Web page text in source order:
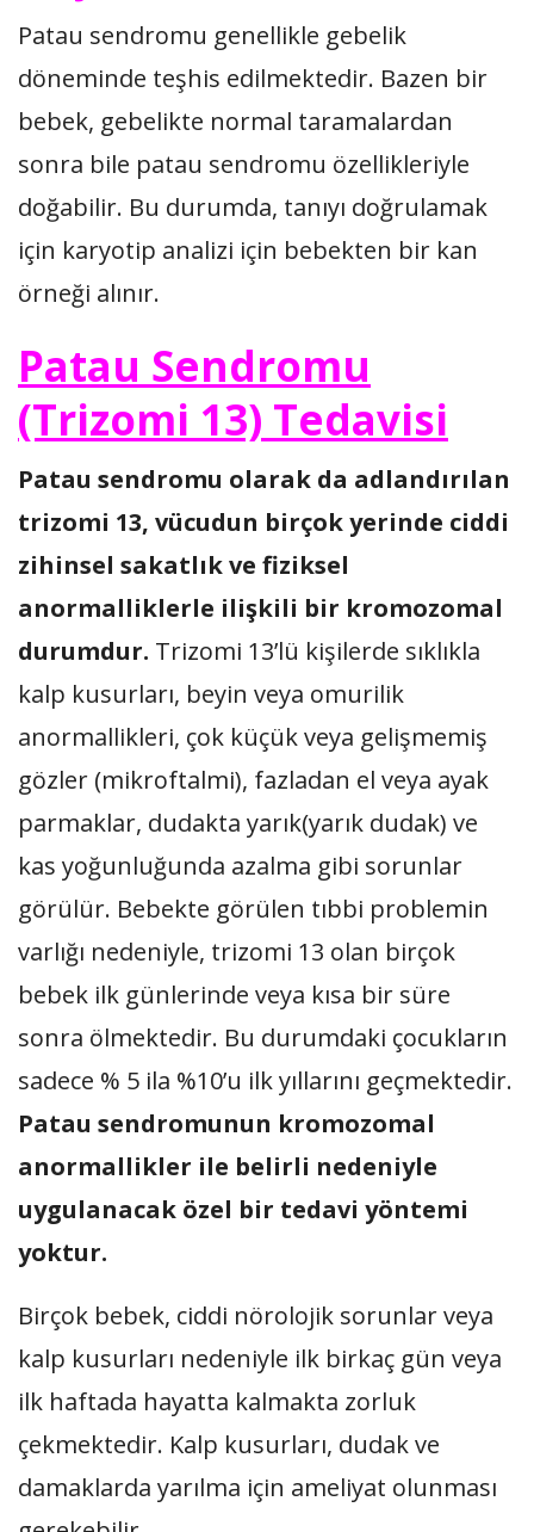
Patau sendromu genellikle gebelik
döneminde teşhis edilmektedir. Bazen bir
bebek, gebelikte normal taramalardan
sonra bile patau sendromu özellikleriyle
doğabilir. Bu durumda, tanıyı doğrulamak
için karyotip analizi için bebekten bir kan
örneği alınır.
Patau Sendromu
(Trizomi 13) Tedavisi
Patau sendromu olarak da adlandırılan
trizomi 13, vücudun birçok yerinde ciddi
zihinsel sakatlık ve fiziksel
anormalliklerle ilişkili bir kromozomal
durumdur. Trizomi 13’lü kişilerde sıklıkla
kalp kusurları, beyin veya omurilik
anormallikleri, çok küçük veya gelişmemiş
gözler (mikroftalmi), fazladan el veya ayak
parmaklar, dudakta yarık(yarık dudak) ve
kas yoğunluğunda azalma gibi sorunlar
görülür. Bebekte görülen tıbbi problemin
varlığı nedeniyle, trizomi 13 olan birçok
bebek ilk günlerinde veya kısa bir süre
sonra ölmektedir. Bu durumdaki çocukların
sadece % 5 ila %10’u ilk yıllarını geçmektedir.
Patau sendromunun kromozomal
anormallikler ile belirli nedeniyle
uygulanacak özel bir tedavi yöntemi
yoktur.
Birçok bebek, ciddi nörolojik sorunlar veya
kalp kusurları nedeniyle ilk birkaç gün veya
ilk haftada hayatta kalmakta zorluk
çekmektedir. Kalp kusurları, dudak ve
damaklarda yarılma için ameliyat olunması